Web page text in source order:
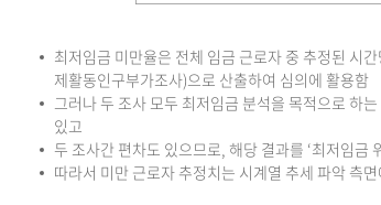
최저임금 미만율은 전체 임금 근로자 중 추정된 시
제활동인구부가조사)으로 산출하여 심의에 활용함
그러나 두 조사 모두 최저임금 분석을 목적으로 하
있고
두 조사간 편차도 있으므로, 해당 결과를 ‘최저임금
따라서 미만 근로자 추정치는 시계열 추세 파악 측